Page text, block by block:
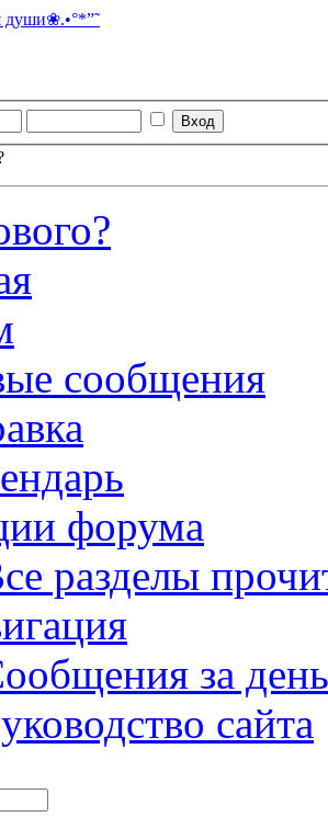
сообщения
форума
разделы
за день
сайта